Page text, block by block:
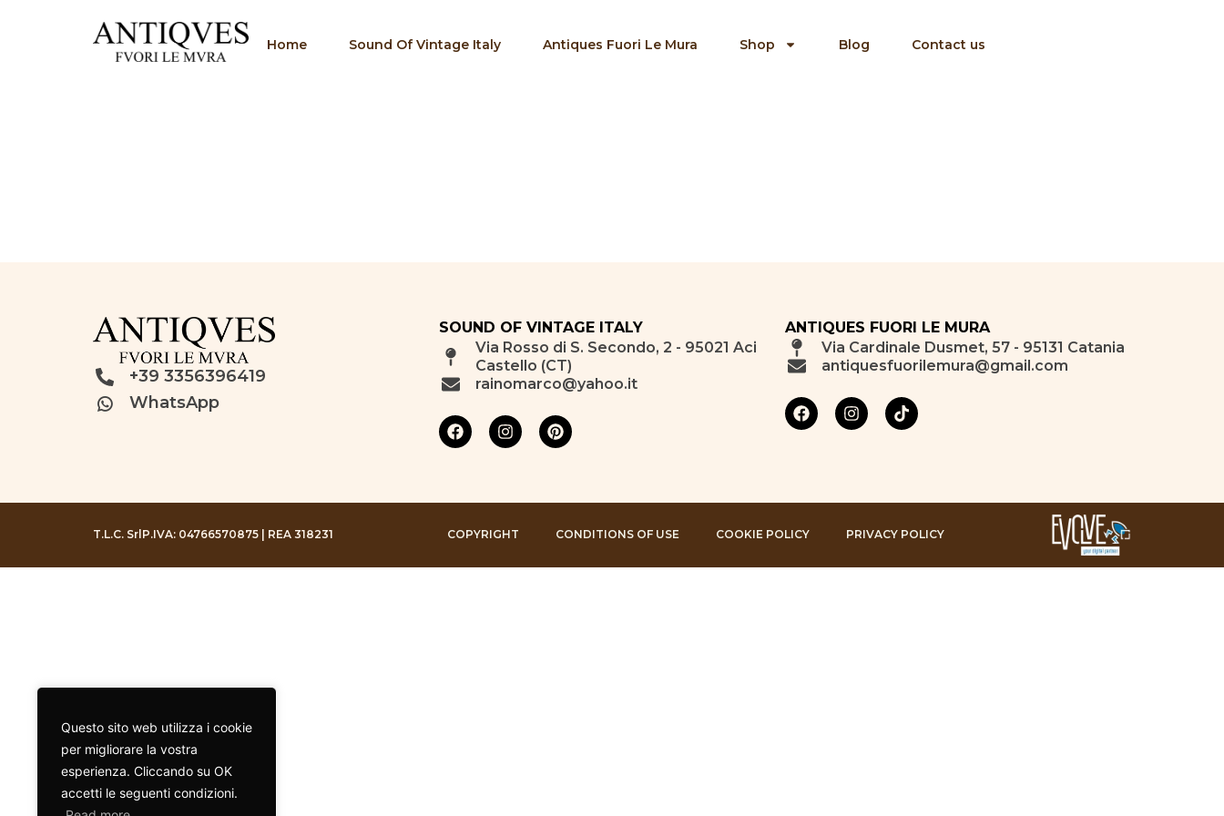
Questo sito web utilizza i cookie
per migliorare la vostra
esperienza. Cliccando su OK
accetti le seguenti condizioni.
Home Sound Of Vintage Italy Antiques Fuori Le Mura Shop Blog Contact us
+39 3356396419
WhatsApp
SOUND OF VINTAGE ITALY
Via Rosso di S. Secondo, 2 - 95021 Aci
Castello (CT)
rainomarco@yahoo.it
ANTIQUES FUORI LE MURA
Via Cardinale Dusmet, 57 - 95131 Catania
antiquesfuorilemura@gmail.com
T.L.C. Srl P.IVA: 04766570875 | REA 318231 COPYRIGHT CONDITIONS OF USE COOKIE POLICY PRIVACY POLICY